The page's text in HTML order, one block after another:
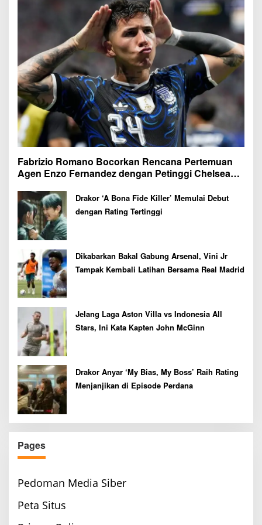
Fabrizio Romano Bocorkan Rencana Pertemuan
Agen Enzo Fernandez dengan Petinggi Chelsea
Drakor ‘A Bona Fide Killer’ Memulai Debut
dengan Rating Tertinggi
Dikabarkan Bakal Gabung Arsenal, Vini Jr
Tampak Kembali Latihan Bersama Real Madrid
Jelang Laga Aston Villa vs Indonesia All
Stars, Ini Kata Kapten John McGinn
Drakor Anyar ‘My Bias, My Boss’ Raih Rating
Menjanjikan di Episode Perdana
Pages
Pedoman Media Siber
Peta Situs